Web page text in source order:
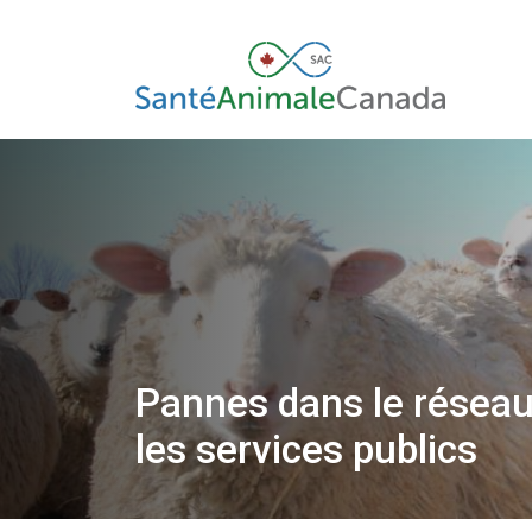
Pannes dans le
les services publics